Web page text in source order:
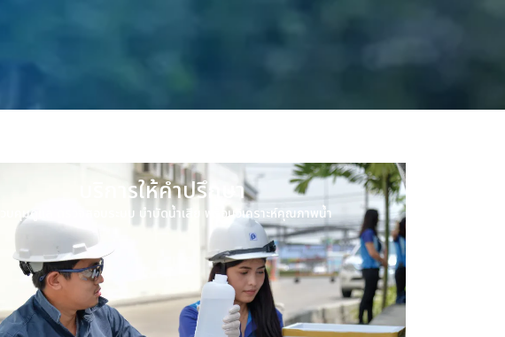
บริการให้คำปรึกษา
ควบคุมดูแล ดรวจสอบระบบ บำบัดน้ำเสีย พร้อมวิเคราะห์คุณภาพน้ำ